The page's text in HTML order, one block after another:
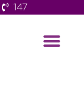
147